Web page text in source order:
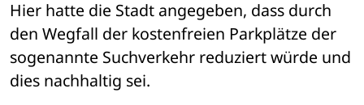
Hier hatte die Stadt angegeben, dass durch
den Wegfall der kostenfreien Parkplätze der
sogenannte Suchverkehr reduziert würde und
dies nachhaltig sei.